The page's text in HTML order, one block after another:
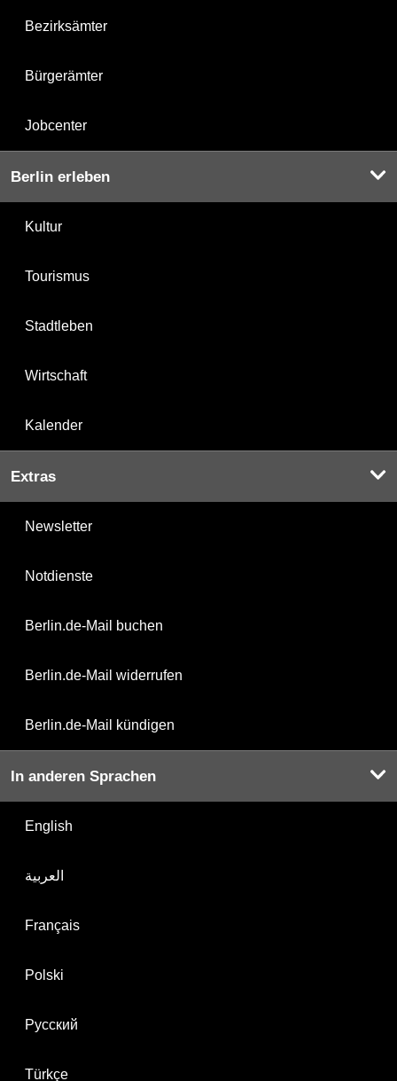
Bezirksämter
Bürgerämter
Jobcenter
Berlin erleben
Kultur
Tourismus
Stadtleben
Wirtschaft
Kalender
Extras
Newsletter
Notdienste
Berlin.de-Mail buchen
Berlin.de-Mail widerrufen
Berlin.de-Mail kündigen
In anderen Sprachen
English
العربية
Français
Polski
Русский
Türkçe